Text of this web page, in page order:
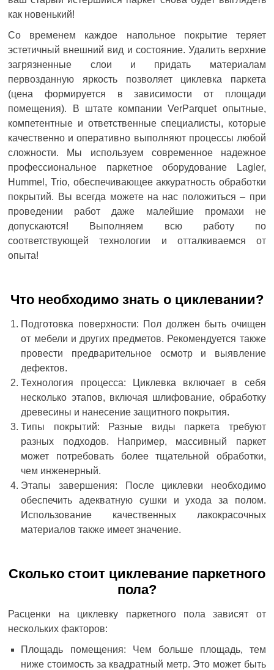
как новенький!
Со временем каждое напольное покрытие теряет
эстетичный внешний вид и состояние. Удалить верхние
загрязненные слои и придать материалам
первозданную яркость позволяет циклевка паркета
(цена формируется в зависимости от площади
помещения). В штате компании VerParquet опытные,
компетентные и ответственные специалисты, которые
качественно и оперативно выполняют процессы любой
сложности. Мы используем современное надежное
профессиональное паркетное оборудование Lagler,
Hummel, Trio, обеспечивающее аккуратность обработки
покрытий. Вы всегда можете на нас положиться – при
проведении работ даже малейшие промахи не
допускаются! Выполняем всю работу по
соответствующей технологии и отталкиваемся от
опыта!
Что необходимо знать о циклевании?
Подготовка поверхности: Пол должен быть очищен
от мебели и других предметов. Рекомендуется также
провести предварительное осмотр и выявление
дефектов.
Технология процесса: Циклевка включает в себя
несколько этапов, включая шлифование, обработку
древесины и нанесение защитного покрытия.
Типы покрытий: Разные виды паркета требуют
разных подходов. Например, массивный паркет
может потребовать более тщательной обработки,
чем инженерный.
Этапы завершения: После циклевки необходимо
обеспечить адекватную сушки и ухода за полом.
Использование качественных лакокрасочных
материалов также имеет значение.
Сколько стоит циклевание паркетного
пола?
Расценки на циклевку паркетного пола зависят от
нескольких факторов:
Площадь помещения: Чем больше площадь, тем
ниже стоимость за квадратный метр. Это может быть